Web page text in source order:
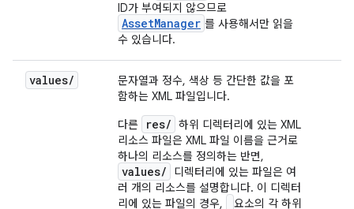
ID가 부여되지 않으므로
AssetManager 를 사용해서만 읽을
수 있습니다.
values/
문자열과 정수, 색상 등 간단한 값을 포
함하는 XML 파일입니다.
다른
res/ 하위 디렉터리에 있는 XML
리소스 파일은 XML 파일 이름을 근거로
하나의 리소스를 정의하는 반면,
values/
디렉터리에 있는 파일은 여
러 개의 리소스를 설명합니다. 이 디렉터
리에 있는 파일의 경우,
요소의 각 하위